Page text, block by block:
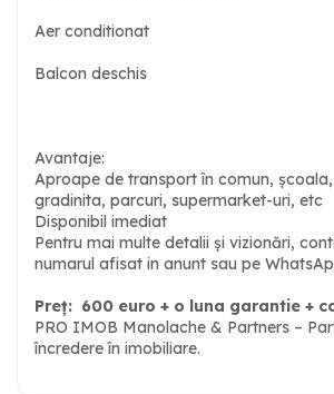
Aer conditionat
Balcon deschis
Avantaje:
Aproape de transport în comun, școala,
gradinita, parcuri, supermarket-uri, etc
Disponibil imediat
Pentru mai multe detalii și vizionări,
numarul afisat in anunt sau pe
Preț: 600 euro + o luna garantie +
PRO IMOB Manolache & Partners –
încredere în imobiliare.